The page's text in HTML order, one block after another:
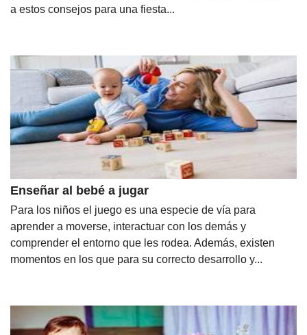
a estos consejos para una fiesta...
Enseñar al bebé a jugar
Para los niños el juego es una especie de vía para
aprender a moverse, interactuar con los demás y
comprender el entorno que les rodea. Además, existen
momentos en los que para su correcto desarrollo y...